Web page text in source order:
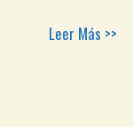
Leer Más >>